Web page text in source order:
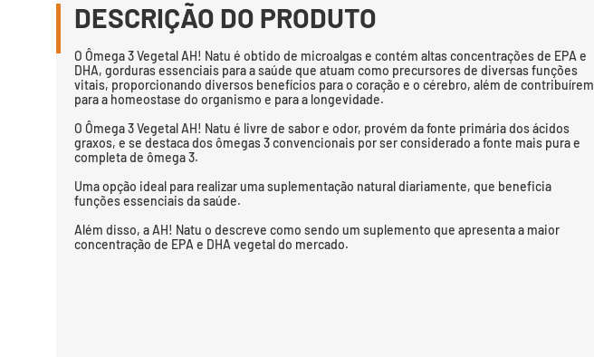
DESCRIÇÃO DO PRODUTO
O Ômega 3 Vegetal AH! Natu é obtido de microalgas e contém altas concentrações de EPA e
DHA, gorduras essenciais para a saúde que atuam como precursores de diversas funções
vitais, proporcionando diversos benefícios para o coração e o cérebro, além de contribuírem
para a homeostase do organismo e para a longevidade.
O Ômega 3 Vegetal AH! Natu é livre de sabor e odor, provém da fonte primária dos ácidos
graxos, e se destaca dos ômegas 3 convencionais por ser considerado a fonte mais pura e
completa de ômega 3.
Uma opção ideal para realizar uma suplementação natural diariamente, que beneficia
funções essenciais da saúde.
Além disso, a AH! Natu o descreve como sendo um suplemento que apresenta a maior
concentração de EPA e DHA vegetal do mercado.